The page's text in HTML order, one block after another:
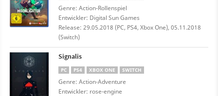
Genre: Action-Rollenspiel
Entwickler: Digital Sun Games
Release: 29.05.2018 (PC, PS4, Xbox One), 05.11.2018
(Switch)
Signalis
PC PS4 XBOX ONE SWITCH
Genre: Action-Adventure
Entwickler: rose-engine